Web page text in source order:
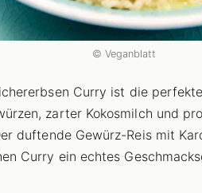
© Veganblatt
Curry ist die
zarter Kokosmilch und
duftende Gewürz-Reis mit
Curry ein echtes